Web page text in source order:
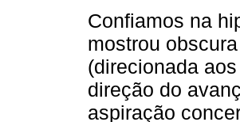
Confiamos na
mostrou
(direcionada
direção do
aspiração